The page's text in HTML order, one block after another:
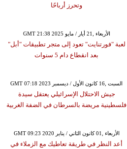
وتحرز أرباحًا
GMT 21:38 2025 الأربعاء ,21 أيار / مايو
لعبة "فورتنايت" تعود إلى متجر تطبيقات "أبل"
بعد انقطاع دام 5 سنوات
GMT 07:18 2023 السبت ,16 كانون الأول / ديسمبر
جيش الاحتلال الإسرائيلي يعتقل سيدة
فلسطينية مريضة بالسرطان في الضفة الغربية
GMT 09:23 2020 الأربعاء ,01 كانون الثاني / يناير
أعد النظر في طريقة تعاطيك مع الزملاء في